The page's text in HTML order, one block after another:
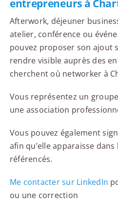
entrepreneurs à
Afterwork, déjeuner
atelier, conférence ou
pouvez proposer son ajout
rendre visible auprès des
cherchent où networker à
Vous représentez un
une association
Vous pouvez également
afin qu’elle apparaisse
référencés.
Me contacter sur LinkedIn
ou une correction